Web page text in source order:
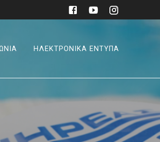
ΗΛΕΚΤΡΟΝΙΚΑ ΕΝΤΥΠΑ